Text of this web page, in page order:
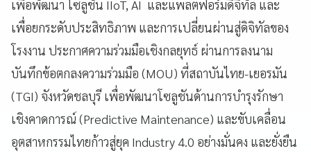
เพื่อพัฒนา โซลูชัน IIoT, AI และแพลตฟอร์มดิจิทัล และ
เพื่อยกระดับประสิทธิภาพ และการเปลี่ยนผ่านสู่ดิจิทัลของ
โรงงาน ประกาศความร่วมมือเชิงกลยุทธ์ ผ่านการลงนาม
บันทึกข้อตกลงความร่วมมือ (MOU) ที่สถาบันไทย-เยอรมัน
(TGI) จังหวัดชลบุรี เพื่อพัฒนาโซลูชันด้านการบำรุงรักษา
เชิงคาดการณ์ (Predictive Maintenance) และขับเคลื่อน
อุตสาหกรรมไทยก้าวสู่ยุค Industry 4.0 อย่างมั่นคง และยั่งยืน